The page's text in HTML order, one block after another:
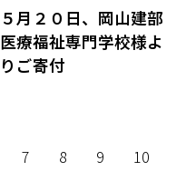
５月２０日、岡山建部
医療福祉専門学校様よ
りご寄付
7 8 9 10